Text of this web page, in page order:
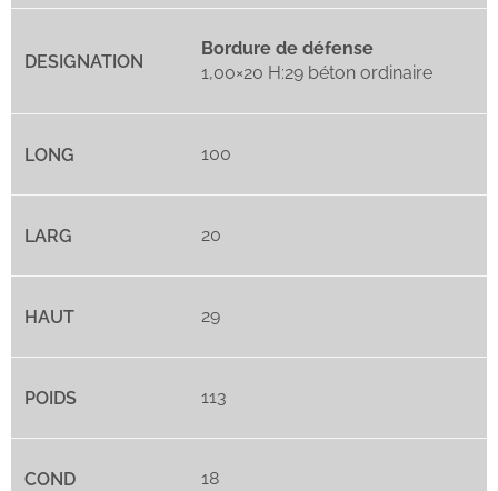
Bordure de défense
​1,00×20 H:29 béton ordinaire
100
20
29
113
18